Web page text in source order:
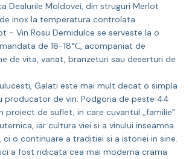
Dealurile Moldovei, din struguri Merlot
inox la temperatura controlata.
- Vin Rosu Demidulce se serveste la o
de 16-18°С, acompaniat de
de vita, vanat, branzeturi sau deserturi de
Galati este mai mult decat o simpla
producator de vin. Podgoria de peste 44
proiect de suflet, in care cuvantul ,,familie”
iar cultura viei si a vinului inseamna
ci o continuare a traditiei si a istoriei in sine.
a fost ridicata cea mai moderna crama